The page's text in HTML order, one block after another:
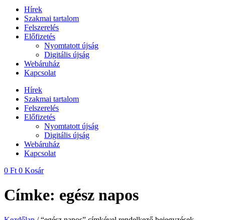
Hírek
Szakmai tartalom
Felszerelés
Előfizetés
Nyomtatott újság
Digitális újság
Webáruház
Kapcsolat
Hírek
Szakmai tartalom
Felszerelés
Előfizetés
Nyomtatott újság
Digitális újság
Webáruház
Kapcsolat
0 Ft 0 Kosár
Címke: egész napos